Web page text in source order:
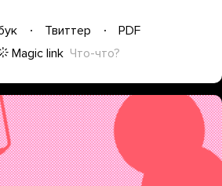
Твиттер
PDF
Magic link Что-что?